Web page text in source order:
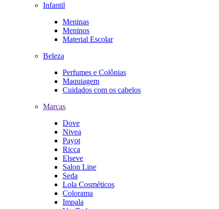
Infantil
Meninas
Meninos
Material Escolar
Beleza
Perfumes e Colônias
Maquiagem
Cuidados com os cabelos
Marcas
Dove
Nivea
Payot
Ricca
Elseve
Salon Line
Seda
Lola Cosméticos
Colorama
Impala